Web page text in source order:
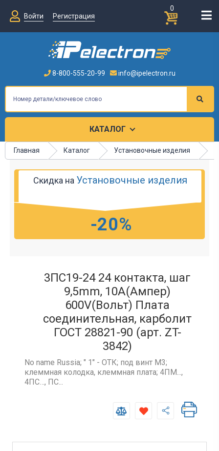
0
Войти
Регистрация
8-800-555-20-99 info@ipelectron.ru
КАТАЛОГ
Главная Каталог Установочные изделия
Скидка на Установочные изделия
-20%
3ПС19-24 24 контакта, шаг
9,5mm, 10A(Ампер)
600V(Вольт) Плата
соединительная, карболит
ГОСТ 28821-90 (арт. ZT-
3842)
No name Russia; " 1" - ОТК; под винт М3;
клеммная колодка, клеммная плата; 4ПМ...,
4ПС…, ПС...